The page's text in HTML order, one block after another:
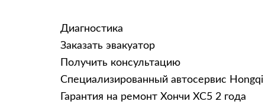
Диагностика
Заказать эвакуатор
Получить консультацию
Специализированный автосервис Hongqi
Гарантия на ремонт Хончи ХС5 2 года